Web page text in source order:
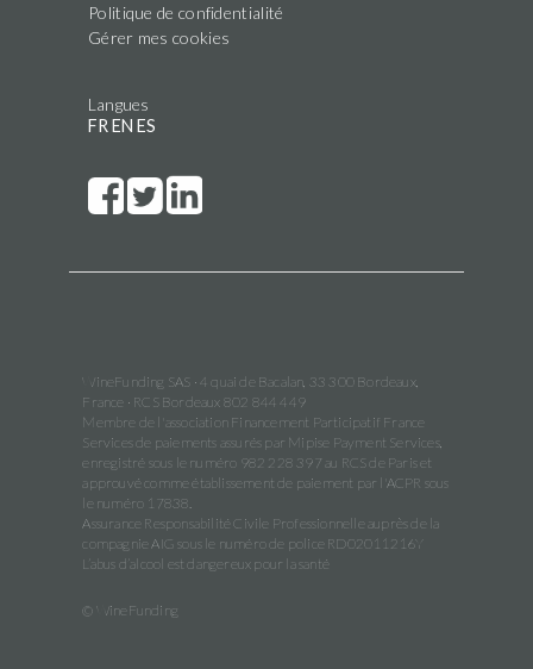
Politique de confidentialité
Gérer mes cookies
Langues
FR EN ES
WineFunding SAS · 4 quai de Bacalan, 33 300 Bordeaux,
France · RCS Bordeaux 802 844 449
Membre de l'association Financement Participatif France
Services de paiements assurés par Mipise Payment Services,
enregistré sous le numéro 982 228 397 au RCS de Paris et
approuvé comme établissement de paiement par l'ACPR sous
le numéro 17838.
Assurance Responsabilité Civile Professionnelle auprès de la
compagnie AIG sous le numéro de police RD02011216Y
L’abus d’alcool est dangereux pour la santé
© WineFunding